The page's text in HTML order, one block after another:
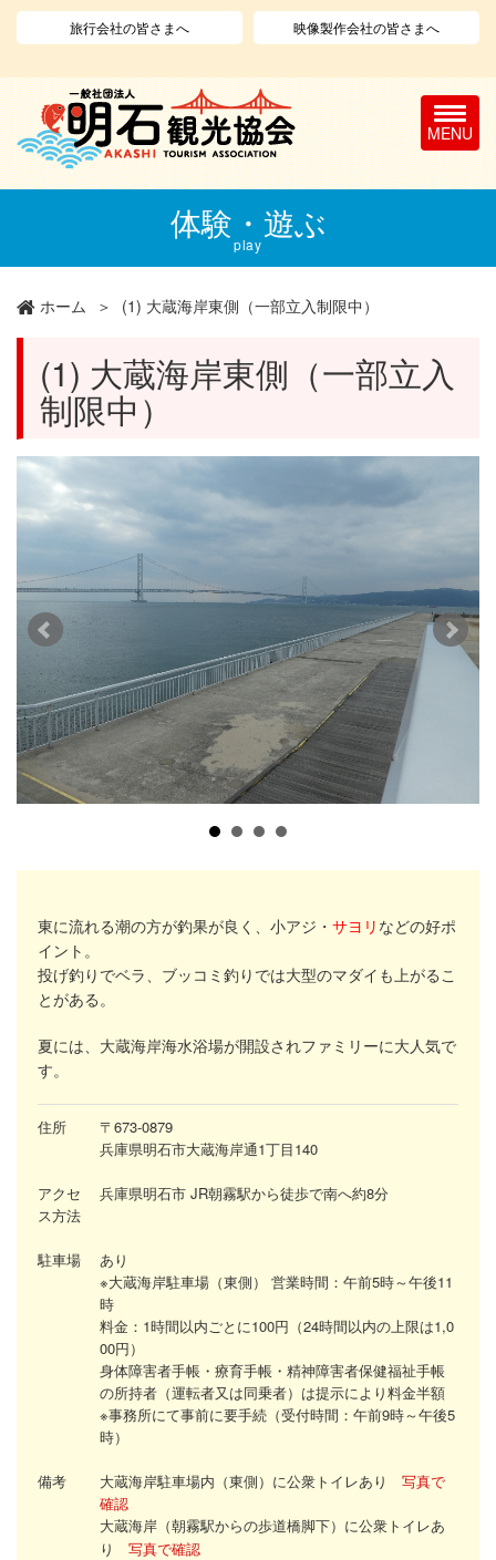
コ
旅行会社の皆さまへ 映像製作会社の皆さまへ
T
o
g
g
a
体験・遊ぶ
play
ホーム (1) 大蔵海岸東側（一部立入制限中）
(1) 大蔵海岸東側（一部立入
制限中）
東に流れる潮の方が釣果が良く、 小アジ ・ サヨリ などの好ポ
イント。
投げ釣りでベラ 、ブッコミ釣りでは大型のマダイ も上がるこ
とがある。
夏には、大蔵海岸海水浴場が開設されファミリーに大人気で
す。
住所
〒673-0879
兵庫県明石市大蔵海岸通1丁目140
アクセ
ス方法
兵庫県明石市 JR朝霧駅から徒歩で南へ約8分
駐車場
あり
※大蔵海岸駐車場（東側）
営業時間：午前5時～午後11
時
料金：1時間以内ごとに100円（24時間以内の上限は1,0
00円）
身体障害者手帳・療育手帳・精神障害者保健福祉手帳
の所持者（運転者又は同乗者）は提示により料金半額
※事務所にて事前に要手続（受付時間：午前9時～午後5
時）
備考 大蔵海岸駐車場内（東側）に公衆トイレあり 写真で
確認
大蔵海岸（朝霧駅からの歩道橋脚下）に公衆トイレあ
り 写真で確認